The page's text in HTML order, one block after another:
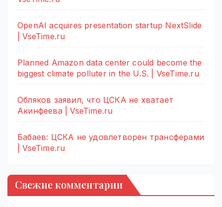
OpenAI acquires presentation startup NextSlide
| VseTime.ru
Planned Amazon data center could become the
biggest climate polluter in the U.S. | VseTime.ru
Обляков заявил, что ЦСКА не хватает
Акинфеева | VseTime.ru
Бабаев: ЦСКА не удовлетворен трансферами
| VseTime.ru
Свежие комментарии